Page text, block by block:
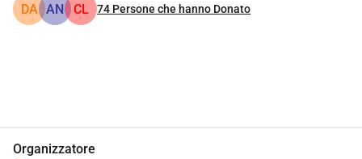
DA AN CL 74 Persone che hanno Donato
Organizzatore